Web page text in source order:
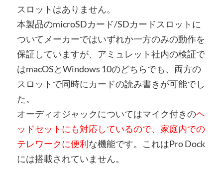
スロットはありません。
本製品のmicroSDカード/SDカードスロットに
ついてメーカーではいずれか一方のみの動作を
保証していますが、アミュレット社内の検証で
はmacOSとWindows 10のどちらでも、両方の
スロットで同時にカードの読み書きが可能でし
た。
オーディオジャックについてはマイク付きのヘ
ッドセットにも対応しているので、家庭内での
テレワークに便利な機能です。これはPro Dock
には搭載されていません。